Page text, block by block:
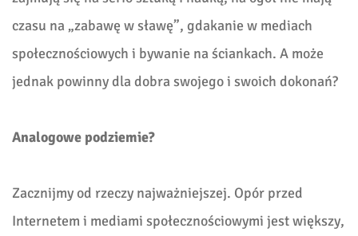
czasu na „zabawę w sławę”, gdakanie w mediach
społecznościowych i bywanie na ściankach. A może
jednak powinny dla dobra swojego i swoich dokonań?
Analogowe podziemie?
Zacznijmy od rzeczy najważniejszej. Opór przed
Internetem i mediami społecznościowymi jest większy,